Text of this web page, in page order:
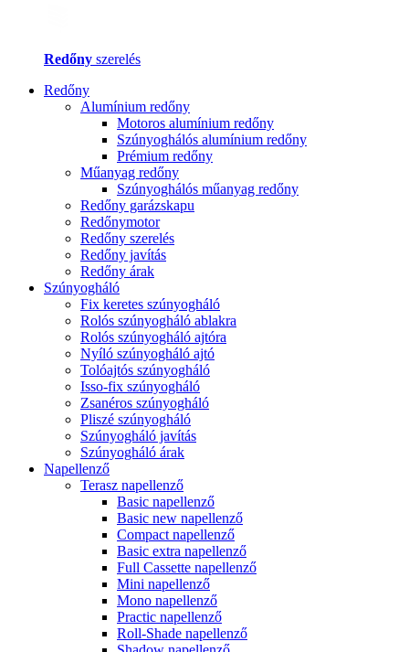
Redőny szerelés
Redőny
Alumínium redőny
Motoros alumínium redőny
Szúnyoghálós alumínium redőny
Prémium redőny
Műanyag redőny
Szúnyoghálós műanyag redőny
Redőny garázskapu
Redőnymotor
Redőny szerelés
Redőny javítás
Redőny árak
Szúnyogháló
Fix keretes szúnyogháló
Rolós szúnyogháló ablakra
Rolós szúnyogháló ajtóra
Nyíló szúnyogháló ajtó
Tolóajtós szúnyogháló
Isso-fix szúnyogháló
Zsanéros szúnyogháló
Pliszé szúnyogháló
Szúnyogháló javítás
Szúnyogháló árak
Napellenző
Terasz napellenző
Basic napellenző
Basic new napellenző
Compact napellenző
Basic extra napellenző
Full Cassette napellenző
Mini napellenző
Mono napellenző
Practic napellenző
Roll-Shade napellenző